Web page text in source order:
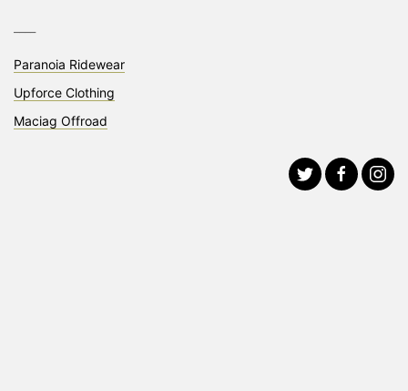
Paranoia Ridewear
Upforce Clothing
Maciag Offroad